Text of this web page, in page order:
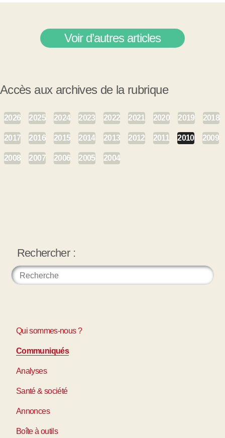
Voir d’autres articles
Accès aux archives de la rubrique
2026 2025 2024 2023 2022 2021 2020 2019 2018
2017 2016 2015 2014 2013 2012 2011 2010 2009
2008 2007 2006 2005 2004
Rechercher :
Qui sommes-nous ?
Communiqués
Analyses
Santé & société
Annonces
Boîte à outils